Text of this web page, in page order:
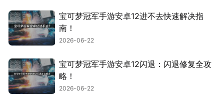
宝可梦冠军手游安卓12进不去快速解决指
南！
2026-06-22
宝可梦冠军手游安卓12闪退：闪退修复全攻
略！
2026-06-22